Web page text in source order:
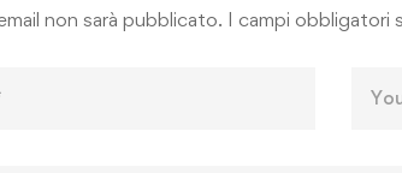
non sarà pubblicato. I campi obbligatori